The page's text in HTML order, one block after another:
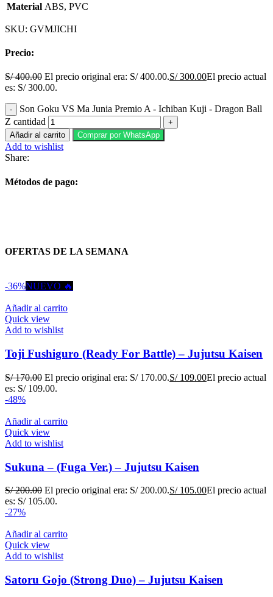
Material ABS, PVC
SKU: GVMJICHI
Precio:
S/400.00 El precio original era: S/ 400.00.S/300.00El precio actual
es: S/ 300.00.
Son Goku VS Ma Junia Premio A - Ichiban Kuji - Dragon Ball
Z cantidad
Añadir al carrito Comprar por WhatsApp
Add to wishlist
Share:
Métodos de pago:
OFERTAS DE LA SEMANA
-36%NUEVO 🔥
Añadir al carrito
Quick view
Add to wishlist
Toji Fushiguro (Ready For Battle) – Jujutsu Kaisen
S/170.00 El precio original era: S/ 170.00.S/109.00El precio actual
es: S/ 109.00.
-48%
Añadir al carrito
Quick view
Add to wishlist
Sukuna – (Fuga Ver.) – Jujutsu Kaisen
S/200.00 El precio original era: S/ 200.00.S/105.00El precio actual
es: S/ 105.00.
-27%
Añadir al carrito
Quick view
Add to wishlist
Satoru Gojo (Strong Duo) – Jujutsu Kaisen